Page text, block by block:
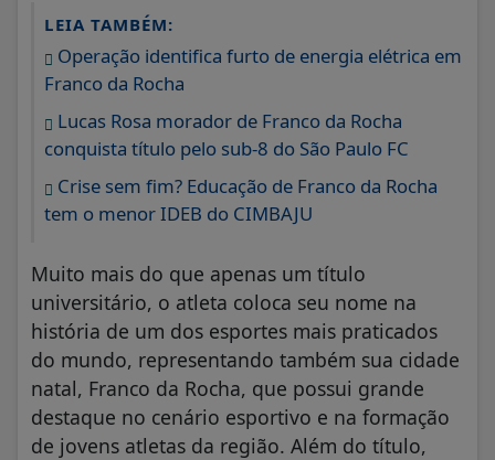
LEIA TAMBÉM:
Operação identifica furto de energia elétrica em
Franco da Rocha
Lucas Rosa morador de Franco da Rocha
conquista título pelo sub-8 do São Paulo FC
Crise sem fim? Educação de Franco da Rocha
tem o menor IDEB do CIMBAJU
Muito mais do que apenas um título
universitário, o atleta coloca seu nome na
história de um dos esportes mais praticados
do mundo, representando também sua cidade
natal, Franco da Rocha, que possui grande
destaque no cenário esportivo e na formação
de jovens atletas da região. Além do título,